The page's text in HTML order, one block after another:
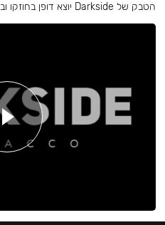
הטבק של Darkside יוצא דופן בחוזקו ובטעמיו העשירים.